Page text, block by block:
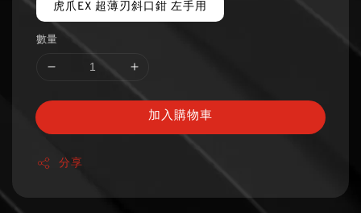
虎爪EX 超薄刃斜口鉗 左手用
數量
加入購物車
分享